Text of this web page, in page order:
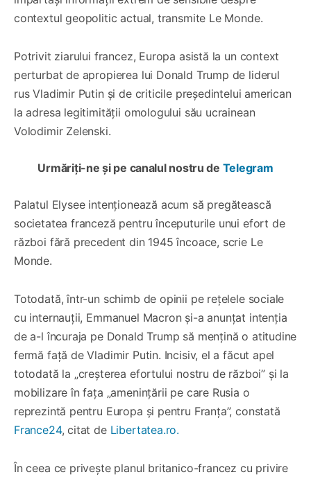
contextul geopolitic actual, transmite Le Monde.
Potrivit ziarului francez, Europa asistă la un context
perturbat de apropierea lui Donald Trump de liderul
rus Vladimir Putin și de criticile președintelui american
la adresa legitimității omologului său ucrainean
Volodimir Zelenski.
Urmăriți-ne și pe canalul nostru de Telegram
Palatul Elysee intenționează acum să pregătească
societatea franceză pentru începuturile unui efort de
război fără precedent din 1945 încoace, scrie Le
Monde.
Totodată, într-un schimb de opinii pe rețelele sociale
cu internauții, Emmanuel Macron și-a anunțat intenția
de a-l încuraja pe Donald Trump să mențină o atitudine
fermă față de Vladimir Putin. Incisiv, el a făcut apel
totodată la „creșterea efortului nostru de război” și la
mobilizare în fața „amenințării pe care Rusia o
reprezintă pentru Europa și pentru Franța”, constată
France24, citat de Libertatea.ro.
În ceea ce privește planul britanico-francez cu privire